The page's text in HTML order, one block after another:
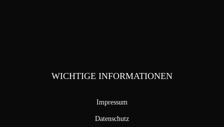
WICHTIGE INFORMATIONEN
Impressum
Datenschutz